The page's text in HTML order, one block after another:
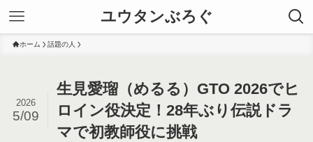
ユウタンぶろぐ
ホーム 話題の人
生見愛瑠（めるる）GTO 2026でヒ
ロイン役決定！28年ぶり伝説ドラ
マで初教師役に挑戦
2026
5/09